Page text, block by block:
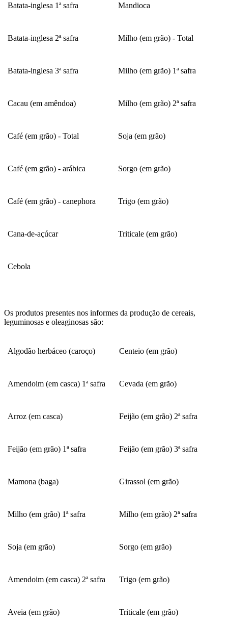
Batata-inglesa 1ª safra Mandioca
Batata-inglesa 2ª safra Milho (em grão) - Total
Batata-inglesa 3ª safra Milho (em grão) 1ª safra
Cacau (em amêndoa) Milho (em grão) 2ª safra
Café (em grão) - Total Soja (em grão)
Café (em grão) - arábica Sorgo (em grão)
Café (em grão) - canephora Trigo (em grão)
Cana-de-açúcar Triticale (em grão)
Cebola
Os produtos presentes nos informes da produção de cereais,
leguminosas e oleaginosas são:
Algodão herbáceo (caroço) Centeio (em grão)
Amendoim (em casca) 1ª safra Cevada (em grão)
Arroz (em casca) Feijão (em grão) 2ª safra
Feijão (em grão) 1ª safra Feijão (em grão) 3ª safra
Mamona (baga) Girassol (em grão)
Milho (em grão) 1ª safra Milho (em grão) 2ª safra
Soja (em grão) Sorgo (em grão)
Amendoim (em casca) 2ª safra Trigo (em grão)
Aveia (em grão) Triticale (em grão)